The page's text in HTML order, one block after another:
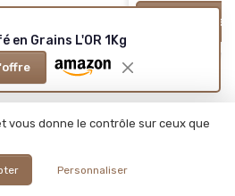
Voir l'offre
en Grains L'OR 1Kg
vous donne le contrôle sur ceux que
Personnaliser